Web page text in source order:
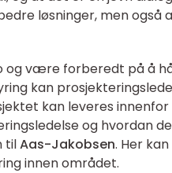
løsninger, men
og være forberedt på å
kan
kan leveres
og hvordan
tilAas-Jakobsen. Her
innen området.